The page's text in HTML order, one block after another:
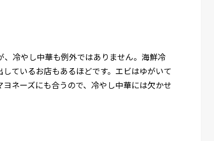
冷やし中華も例外ではありません。海鮮冷
ているお店もあるほどです。エビはゆがいて
ネーズにも合うので、冷やし中華には欠かせ